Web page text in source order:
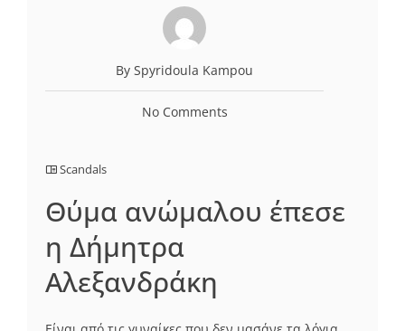
By Spyridoula Kampou
No Comments
Scandals
Θύμα ανώμαλου έπεσε
η Δήμητρα
Αλεξανδράκη